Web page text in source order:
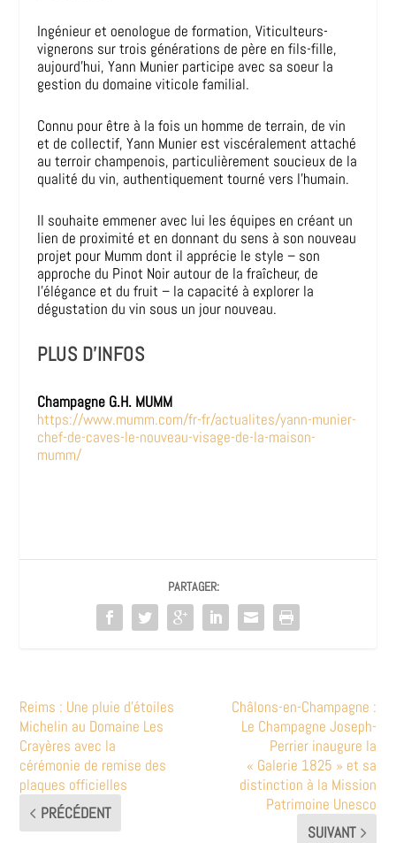
Ingénieur et oenologue de formation, Viticulteurs-
vignerons sur trois générations de père en fils-fille,
aujourd’hui, Yann Munier participe avec sa soeur la
gestion du domaine viticole familial.
Connu pour être à la fois un homme de terrain, de vin
et de collectif, Yann Munier est viscéralement attaché
au terroir champenois, particulièrement soucieux de la
qualité du vin, authentiquement tourné vers l’humain.
Il souhaite emmener avec lui les équipes en créant un
lien de proximité et en donnant du sens à son nouveau
projet pour Mumm dont il apprécie le style – son
approche du Pinot Noir autour de la fraîcheur, de
l’élégance et du fruit – la capacité à explorer la
dégustation du vin sous un jour nouveau.
PLUS D’INFOS
Champagne G.H. MUMM
https://www.mumm.com/fr-fr/actualites/yann-munier-
chef-de-caves-le-nouveau-visage-de-la-maison-
mumm/
PARTAGER:
Reims : Une pluie d’étoiles
Michelin au Domaine Les
Crayères avec la
cérémonie de remise des
plaques officielles
PRÉCÉDENT
Châlons-en-Champagne :
Le Champagne Joseph-
Perrier inaugure la
« Galerie 1825 » et sa
distinction à la Mission
Patrimoine Unesco
SUIVANT